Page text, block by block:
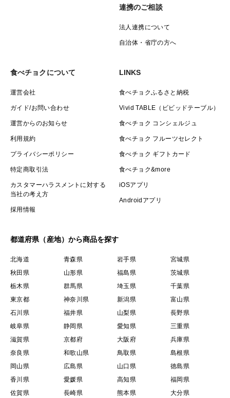
連携のご相談
法人連携について
自治体・省庁の方へ
食べチョクについて
運営会社
ガイド/お問い合わせ
運営からのお知らせ
利用規約
プライバシーポリシー
特定商取引法
カスタマーハラスメントに対する
当社の考え方
採用情報
LINKS
食べチョクふるさと納税
Vivid TABLE（ビビッドテーブル）
食べチョク コンシェルジュ
食べチョク フルーツセレクト
食べチョク ギフトカード
食べチョク&more
iOSアプリ
Androidアプリ
都道府県（産地）から商品を探す
北海道 青森県 岩手県
宮城県
秋田県
山形県 福島県
茨城県
栃木県
群馬県 埼玉県
千葉県
東京都
神奈川県 新潟県
富山県
石川県
福井県 山梨県
長野県
岐阜県
静岡県 愛知県
三重県
滋賀県
京都府 大阪府
兵庫県
奈良県
和歌山県 鳥取県
島根県
岡山県
広島県 山口県
徳島県
香川県
愛媛県 高知県
福岡県
佐賀県
長崎県 熊本県 大分県